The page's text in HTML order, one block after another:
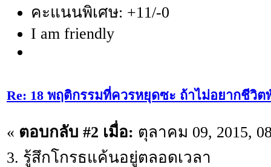
คะแนนพิเศษ: +11/-0
I am friendly
Re: 18 พฤติกรรมที่ควรหยุดซะ ถ้าไม่อยากชีวิต
« ตอบกลับ #2 เมื่อ: ตุลาคม 09, 2015,
3. รู้สึกโกรธแค้นอยู่ตลอดเวลา